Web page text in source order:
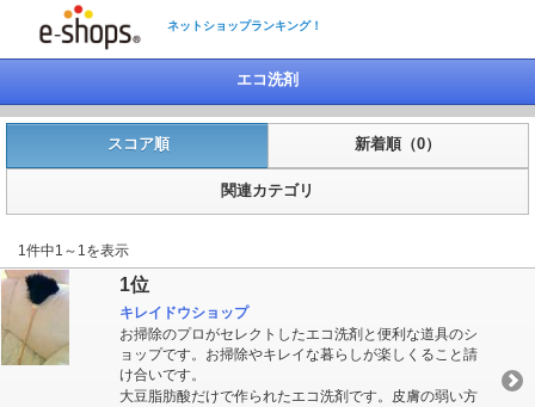
ネットショップランキング！
エコ洗剤
スコア順 新着順（0）
関連カテゴリ
1件中1～1を表示
1位
キレイドウショップ
お掃除のプロがセレクトしたエコ洗剤と便利な道具のシ
ョップです。お掃除やキレイな暮らしが楽しくること請
け合いです。
大豆脂肪酸だけで作られたエコ洗剤です。皮膚の弱い方